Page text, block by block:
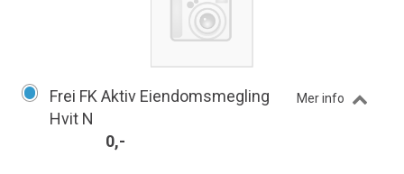
Frei FK Aktiv Eiendomsmegling
Hvit N
Mer info
0,-